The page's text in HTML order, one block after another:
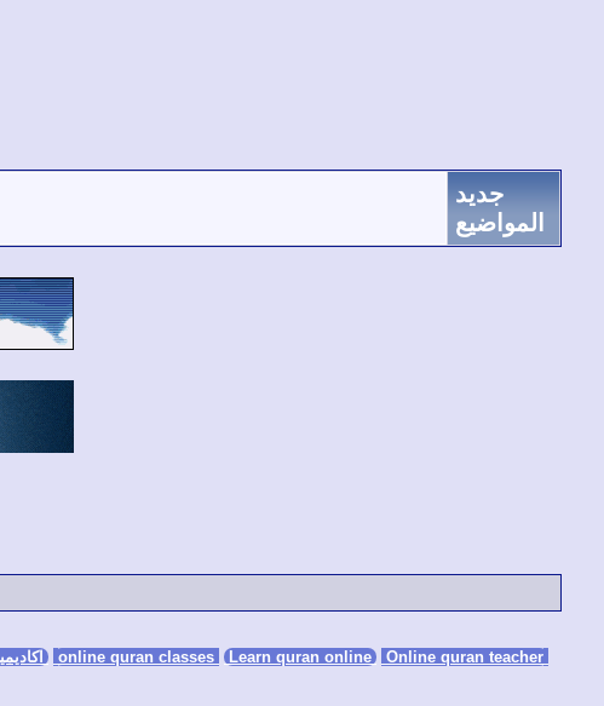
جديد
المواضيع
Learn quran online Online quran teacher